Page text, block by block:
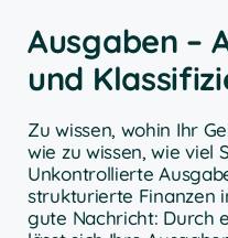
Ausgaben –
und
Zu wissen, wohin Ihr
wie zu wissen, wie viel
Unkontrollierte
strukturierte Finanzen
gute Nachricht: Durch